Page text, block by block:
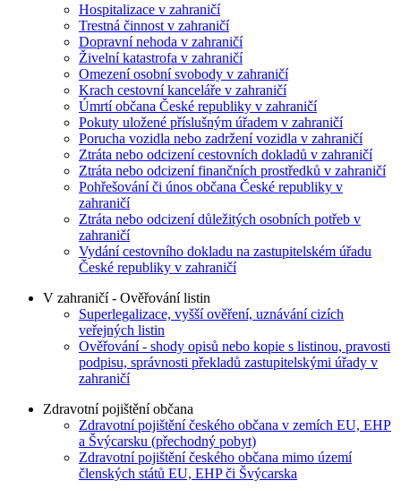
Hospitalizace v zahraničí
Trestná činnost v zahraničí
Dopravní nehoda v zahraničí
Živelní katastrofa v zahraničí
Omezení osobní svobody v zahraničí
Krach cestovní kanceláře v zahraničí
Úmrtí občana České republiky v zahraničí
Pokuty uložené příslušným úřadem v zahraničí
Porucha vozidla nebo zadržení vozidla v zahraničí
Ztráta nebo odcizení cestovních dokladů v zahraničí
Ztráta nebo odcizení finančních prostředků v zahraničí
Pohřešování či únos občana České republiky v
zahraničí
Ztráta nebo odcizení důležitých osobních potřeb v
zahraničí
Vydání cestovního dokladu na zastupitelském úřadu
České republiky v zahraničí
V zahraničí - Ověřování listin
Superlegalizace, vyšší ověření, uznávání cizích
veřejných listin
Ověřování - shody opisů nebo kopie s listinou, pravosti
podpisu, správnosti překladů zastupitelskými úřady v
zahraničí
Zdravotní pojištění občana
Zdravotní pojištění českého občana v zemích EU, EHP
a Švýcarsku (přechodný pobyt)
Zdravotní pojištění českého občana mimo území
členských států EU, EHP či Švýcarska